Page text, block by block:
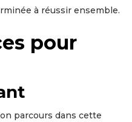
à réussir ensemble.
pour
parcours dans cette